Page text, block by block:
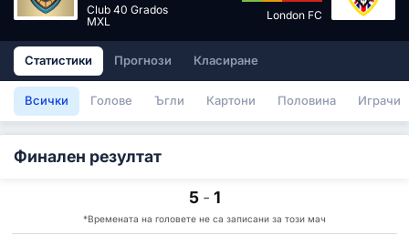
Club 40 Grados
MXL
London FC
Статистики Прогнози Класиране
Всички Голове Ъгли Картони Половина Играчи
Финален резултат
5 - 1
*Времената на головете не са записани за този мач